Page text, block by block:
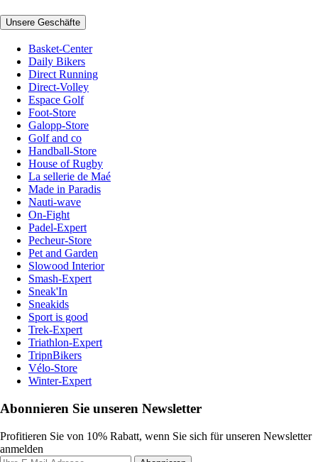
Unsere Geschäfte
Basket-Center
Daily Bikers
Direct Running
Direct-Volley
Espace Golf
Foot-Store
Galopp-Store
Golf and co
Handball-Store
House of Rugby
La sellerie de Maé
Made in Paradis
Nauti-wave
On-Fight
Padel-Expert
Pecheur-Store
Pet and Garden
Slowood Interior
Smash-Expert
Sneak'In
Sneakids
Sport is good
Trek-Expert
Triathlon-Expert
TripnBikers
Vélo-Store
Winter-Expert
Abonnieren Sie unseren Newsletter
Profitieren Sie von 10% Rabatt, wenn Sie sich für unseren Newsletter
anmelden